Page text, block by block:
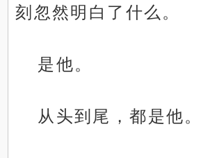
刻忽然明白了什么。
是他。
从头到尾，都是他。